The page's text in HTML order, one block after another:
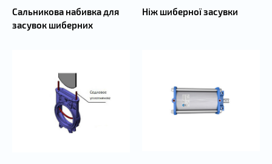
Сальникова набивка для
засувок шиберних
Ніж шиберної засувки